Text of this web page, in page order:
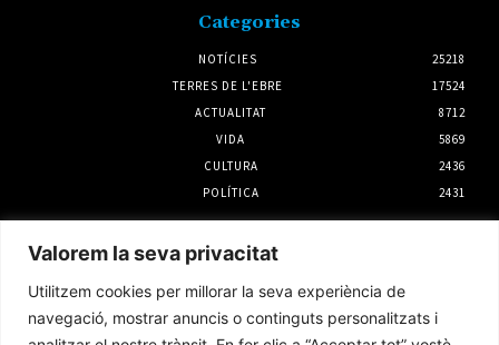
Valorem la seva privacitat
Utilitzem cookies per millorar la seva experiència de
navegació, mostrar anuncis o continguts personalitzats i
Categories
NOTÍCIES
25218
TERRES DE L'EBRE
17524
ACTUALITAT
8712
VIDA
5869
CULTURA
2436
POLÍTICA
2431
El pla d’actuacions de 2MEUR presentat per
Endesa reforçarà la xarxa elèctrica del
Montsià